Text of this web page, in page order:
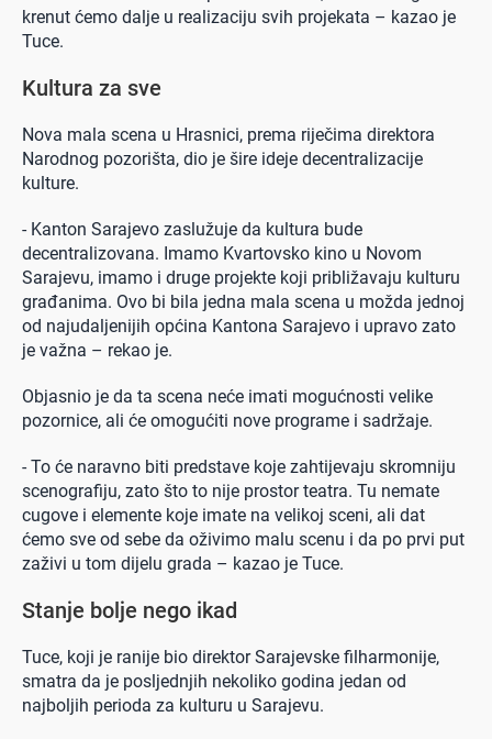
krenut ćemo dalje u realizaciju svih projekata – kazao je
Tuce.
Kultura za sve
Nova mala scena u Hrasnici, prema riječima direktora
Narodnog pozorišta, dio je šire ideje decentralizacije
kulture.
- Kanton Sarajevo zaslužuje da kultura bude
decentralizovana. Imamo Kvartovsko kino u Novom
Sarajevu, imamo i druge projekte koji približavaju kulturu
građanima. Ovo bi bila jedna mala scena u možda jednoj
od najudaljenijih općina Kantona Sarajevo i upravo zato
je važna – rekao je.
Objasnio je da ta scena neće imati mogućnosti velike
pozornice, ali će omogućiti nove programe i sadržaje.
- To će naravno biti predstave koje zahtijevaju skromniju
scenografiju, zato što to nije prostor teatra. Tu nemate
cugove i elemente koje imate na velikoj sceni, ali dat
ćemo sve od sebe da oživimo malu scenu i da po prvi put
zaživi u tom dijelu grada – kazao je Tuce.
Stanje bolje nego ikad
Tuce, koji je ranije bio direktor Sarajevske filharmonije,
smatra da je posljednjih nekoliko godina jedan od
najboljih perioda za kulturu u Sarajevu.